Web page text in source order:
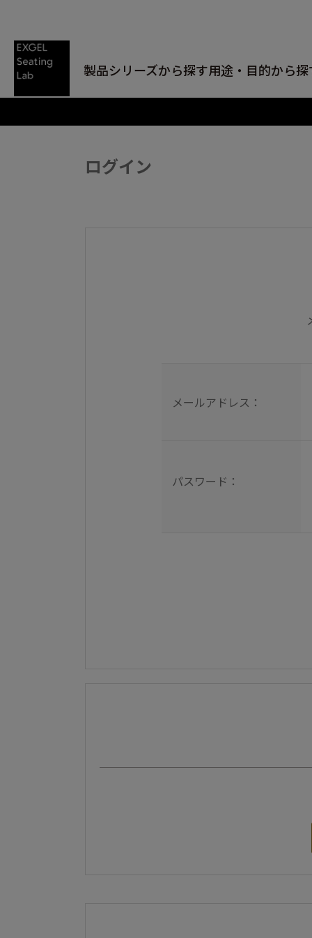
製品シリーズから探す用途・目的から探
ログイン
メールアドレス：
パスワード：